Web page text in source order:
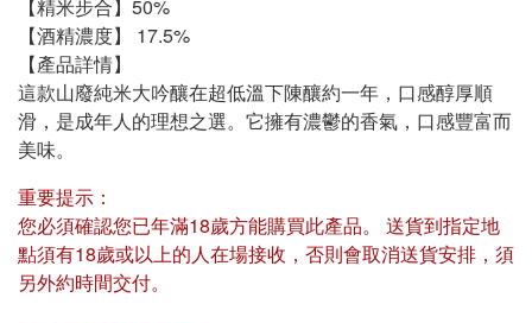
【精米步合】50%
【酒精濃度】 17.5%
【產品詳情】
這款山廢純米大吟釀在超低溫下陳釀約一年，口感醇厚順
滑，是成年人的理想之選。它擁有濃鬱的香氣，口感豐富而
美味。
重要提示：
您必須確認您已年滿18歲方能購買此產品。 送貨到指定地
點須有18歲或以上的人在場接收，否則會取消送貨安排，須
另外約時間交付。